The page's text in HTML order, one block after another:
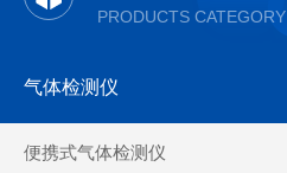
PRODUCTS CATEGORY
气体检测仪
便携式气体检测仪